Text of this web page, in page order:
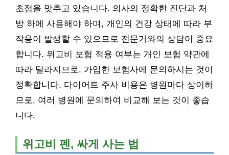
초점을 맞추고 있습니다. 의사의 정확한 진단과 처
방 하에 사용해야 하며, 개인의 건강 상태에 따라 부
작용이 발생할 수 있으므로 전문가와의 상담이 중요
합니다. 위고비 보험 적용 여부는 개인 보험 약관에
따라 달라지므로, 가입한 보험사에 문의하시는 것이
정확합니다. 다이어트 주사 비용은 병원마다 상이하
므로, 여러 병원에 문의하여 비교해 보는 것이 좋습
니다.
위고비 펜, 싸게 사는 법